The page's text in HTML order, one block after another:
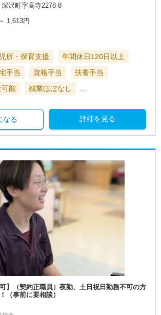
沢町字高寺2278-8
1,613円
所・保育支援
年間休日120日以上
手当 資格手当
扶養手当
可能
残業ほぼなし …
詳細を見る
なる
】（契約正職員）夜勤、土日祝日勤務不可の方
（事前に要相談）